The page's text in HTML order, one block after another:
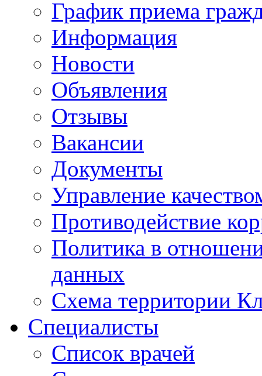
График приема
Информация
Новости
Объявления
Отзывы
Вакансии
Документы
Управление
Противодействие
Политика в
данных
Схема территории
Специалисты
Список врачей